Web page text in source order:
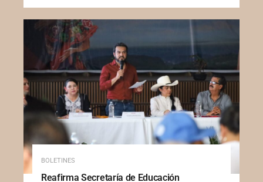
BOLETINES
Reafirma Secretaría de Educación